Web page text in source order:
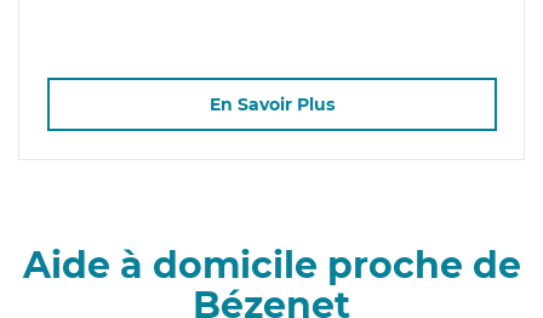
En Savoir Plus
Aide à domicile proche de
Bézenet